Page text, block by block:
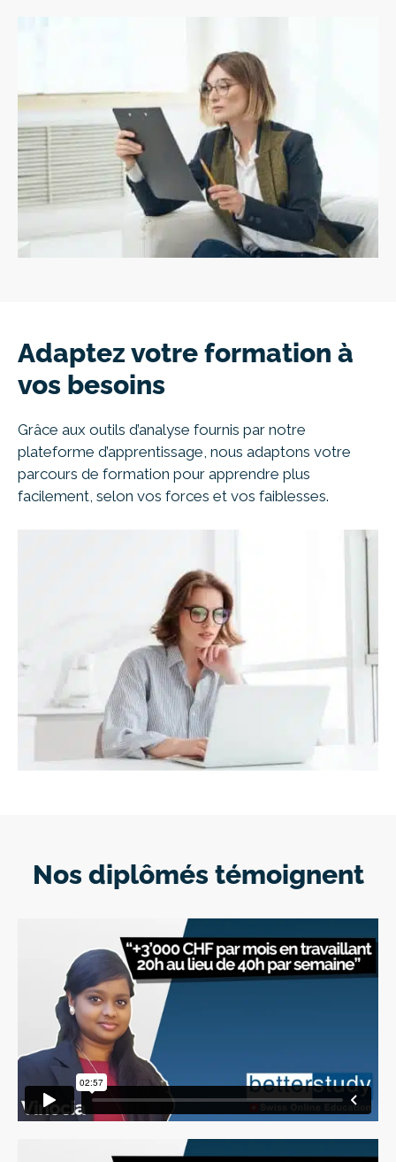
Adaptez votre formation à
vos besoins
Grâce aux outils d’analyse fournis par notre
plateforme d’apprentissage, nous adaptons votre
parcours de formation pour apprendre plus
facilement, selon vos forces et vos faiblesses.
Nos diplômés témoignent